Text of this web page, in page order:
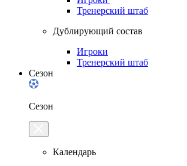
Тренерский штаб
Дублирующий состав
Игроки
Тренерский штаб
Сезон
Сезон
Календарь